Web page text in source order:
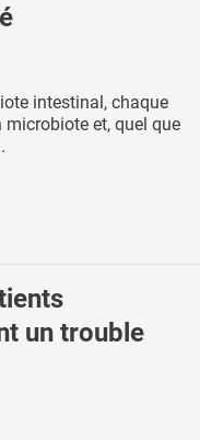
intestinal, chaque
et, quel que
un trouble